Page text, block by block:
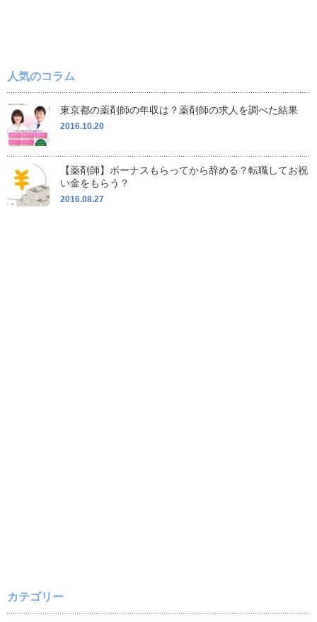
人気のコラム
東京都の薬剤師の年収は？薬剤師の求人を調べた結果
2016.10.20
【薬剤師】ボーナスもらってから辞める？転職してお祝
い金をもらう？
2016.08.27
カテゴリー